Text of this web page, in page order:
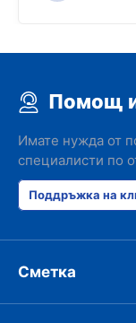
Помощ
Имате нужда от
специалисти по
Поддръжка на
Сметка